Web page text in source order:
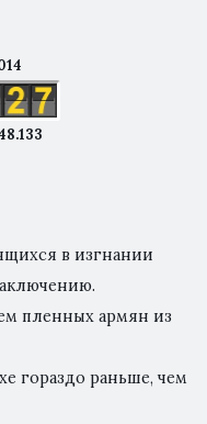
в изгнании
пленных армян из
гораздо раньше, чем